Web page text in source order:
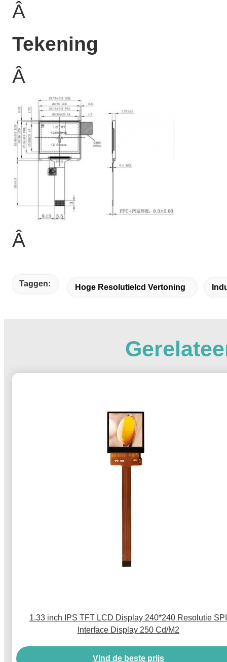
Â
Tekening
Â
Â
Taggen: Hoge Resolutielcd Vertoning
1.33 inch IPS TFT LCD Display 240*240 Resolutie SPI
Interface Display 250 Cd/M2
Vind de beste prijs